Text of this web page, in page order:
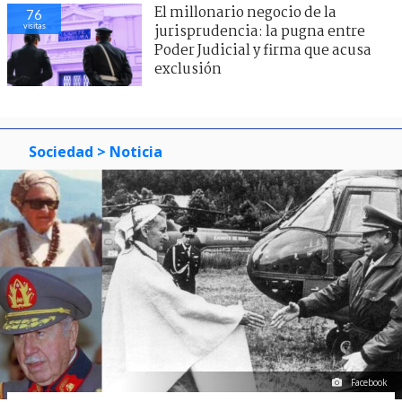
76
visitas
El millonario negocio de la
jurisprudencia: la pugna entre
Poder Judicial y firma que acusa
exclusión
Sociedad > Noticia
Facebook